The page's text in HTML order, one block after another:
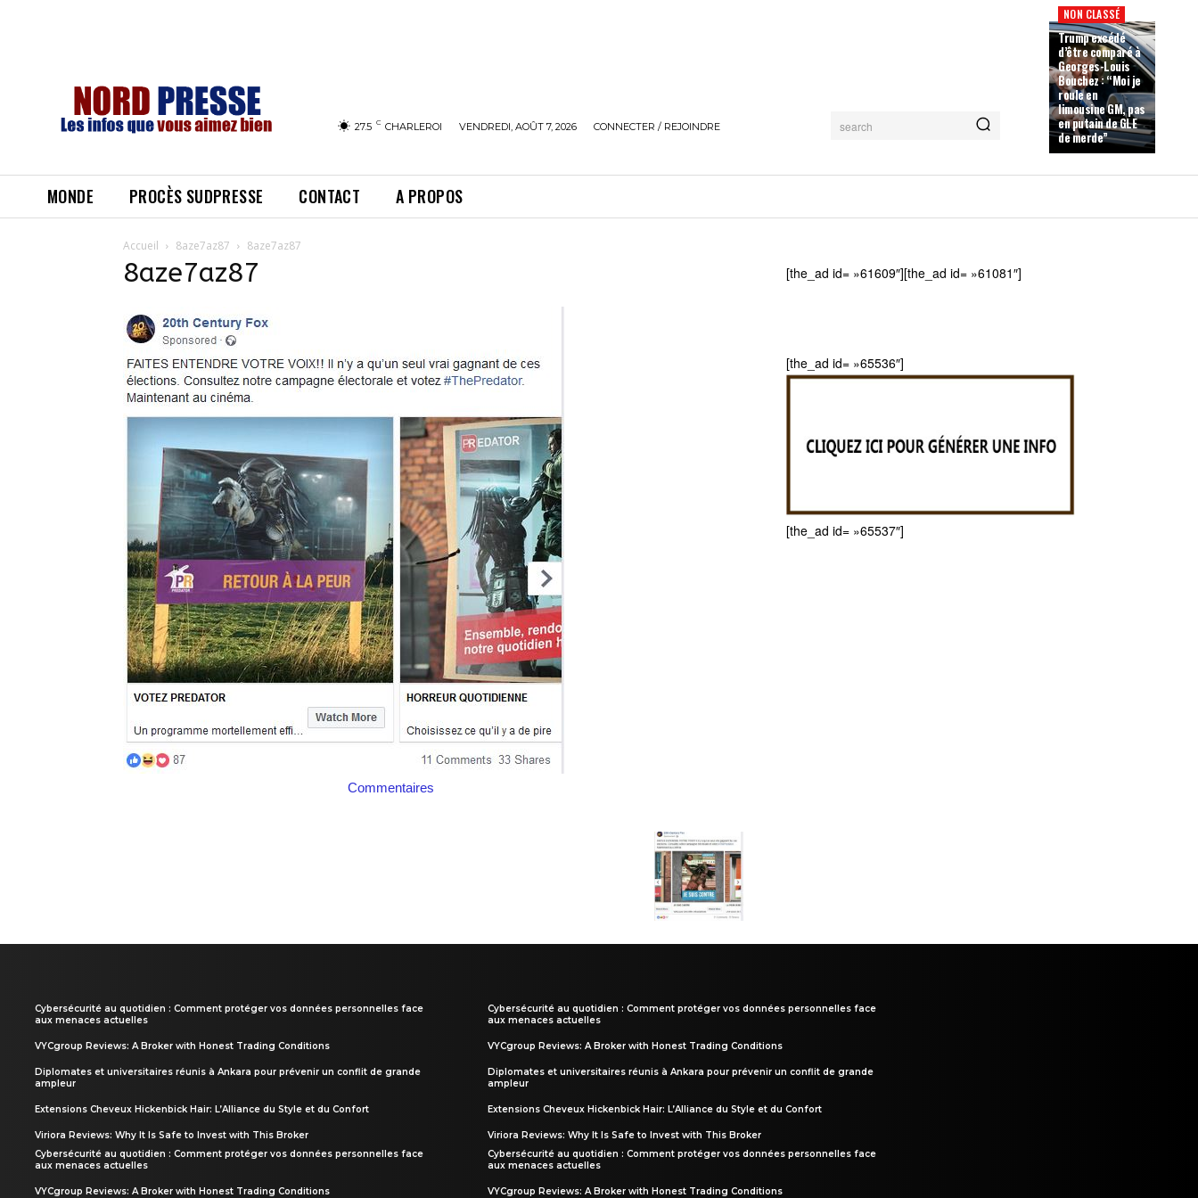
27.5 C CHARLEROI VENDREDI, AOÛT 7, 2026 CONNECTER / REJOINDRE search
NON CLASSÉ
Trump excédé
d’être comparé à
Georges-Louis
Bouchez : “Moi je
roule en
limousine GM, pas
en putain de GLE
de merde”
MONDE PROCÈS SUDPRESSE CONTACT A PROPOS
Accueil 8aze7az87 8aze7az87
8aze7az87
Commentaires
[the_ad id= »61609″][the_ad id= »61081″]
[the_ad id= »65536″]
[the_ad id= »65537″]
Cybersécurité au quotidien : Comment protéger vos données personnelles face
aux menaces actuelles
VYCgroup Reviews: A Broker with Honest Trading Conditions
Diplomates et universitaires réunis à Ankara pour prévenir un conflit de grande
ampleur
Extensions Cheveux Hickenbick Hair: L’Alliance du Style et du Confort
Viriora Reviews: Why It Is Safe to Invest with This Broker
Cybersécurité au quotidien : Comment protéger vos données personnelles face
aux menaces actuelles
VYCgroup Reviews: A Broker with Honest Trading Conditions
Cybersécurité au quotidien : Comment protéger vos données personnelles face
aux menaces actuelles
VYCgroup Reviews: A Broker with Honest Trading Conditions
Diplomates et universitaires réunis à Ankara pour prévenir un conflit de grande
ampleur
Extensions Cheveux Hickenbick Hair: L’Alliance du Style et du Confort
Viriora Reviews: Why It Is Safe to Invest with This Broker
Cybersécurité au quotidien : Comment protéger vos données personnelles face
aux menaces actuelles
VYCgroup Reviews: A Broker with Honest Trading Conditions